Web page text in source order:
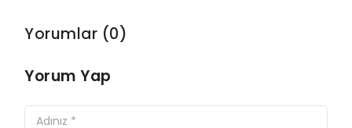
Yorumlar (0)
Yorum Yap